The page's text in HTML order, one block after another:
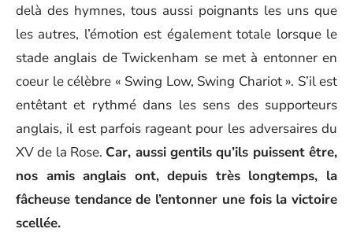
delà des hymnes, tous aussi poignants les uns que
les autres, l’émotion est également totale lorsque le
stade anglais de Twickenham se met à entonner en
coeur le célèbre « Swing Low, Swing Chariot ». S’il est
entêtant et rythmé dans les sens des supporteurs
anglais, il est parfois rageant pour les adversaires du
XV de la Rose. Car, aussi gentils qu’ils puissent être,
nos amis anglais ont, depuis très longtemps, la
fâcheuse tendance de l’entonner une fois la victoire
scellée.